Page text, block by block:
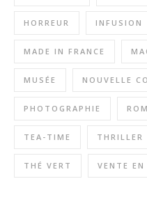
HORREUR INFUSION
MADE IN FRANCE
MUSÉE NOUVELLE
PHOTOGRAPHIE
TEA-TIME THRILLER
THÉ VERT VENTE EN